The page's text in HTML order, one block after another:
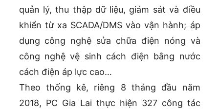
quản lý, thu thập dữ liệu, giám sát và điều
khiển từ xa SCADA/DMS vào vận hành; áp
dụng công nghệ sửa chữa điện nóng và
công nghệ vệ sinh cách điện bằng nước
cách điện áp lực cao…
Theo thống kê, riêng 8 tháng đầu năm
2018, PC Gia Lai thực hiện 327 công tác